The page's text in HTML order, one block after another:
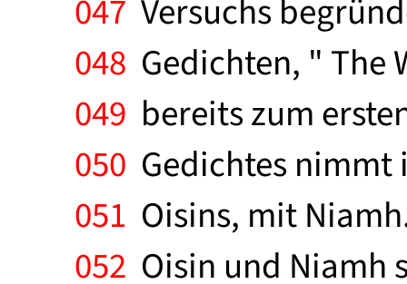
047 Versuchs
048 Gedichten, " The
049 bereits zum
050 Gedichtes nimmt
051 Oisins, mit
052 Oisin und Niamh